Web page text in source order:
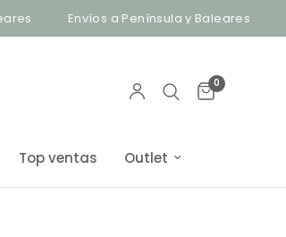
Envíos a Península y Baleares
0
Top ventas Outlet